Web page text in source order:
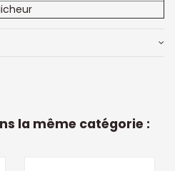
la même catégorie :